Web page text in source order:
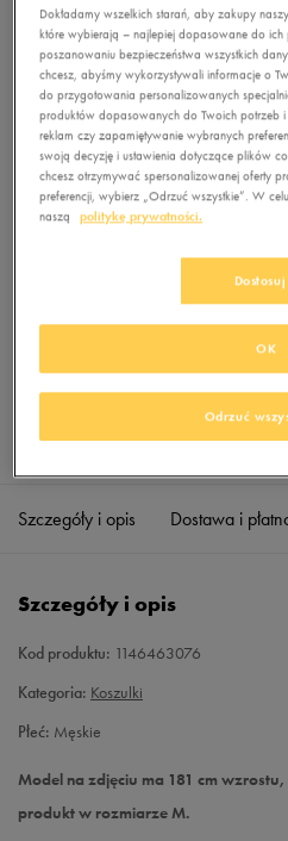
LONSDALE T-SHIRT
NEWCHURCH
0.0 (0 )
19,99złz Vat
+ 100 PKT WKLUBIE 50 STYLE
Produkt niedostępny
Wybierz rozmiar
L Powiadom o dostępności
XXL
Sprawdź dostępność w salonach
Szczegóły i opis Dostawa i
Szczegóły i opis
Kod produktu: 1146463076
Kategoria: Koszulki
Płeć: Męskie
Model na zdjęciu ma 181 cm
produkt w rozmiarze M.
Dokładamy wszelkich starań, aby zakupy
które wybierają – najlepiej dopasowane do ich
poszanowaniu bezpieczeństwa wszystkich
chcesz, abyśmy wykorzystywali informacje o
do przygotowania personalizowanych
produktów dopasowanych do Twoich potrzeb
reklam czy zapamiętywanie wybranych
swoją decyzję i ustawienia dotyczące plików
chcesz otrzymywać spersonalizowanej oferty
preferencji, wybierz „Odrzuć wszystkie”. W
naszą politykę prywatności.
Dostosuj
Odrzuć
OK